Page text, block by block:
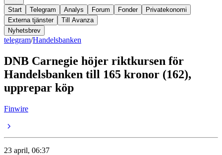
Start Telegram Analys Forum Fonder
Privatekonomi
Externa tjänster
Till Avanza
Nyhetsbrev
telegram/Handelsbanken
DNB Carnegie höjer riktkursen för
Handelsbanken till 165 kronor (162),
upprepar köp
Finwire
23 april, 06:37